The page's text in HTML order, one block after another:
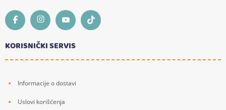
KORISNIČKI SERVIS
Informacije o dostavi
Uslovi korišćenja